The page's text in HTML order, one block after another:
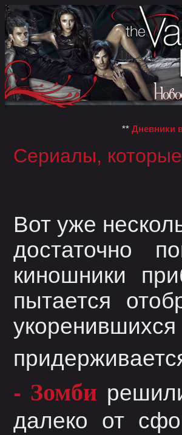
** Дневники
Сериалы,
Вот уже
достаточно
киношники
пытается
- Зомби
далеко от